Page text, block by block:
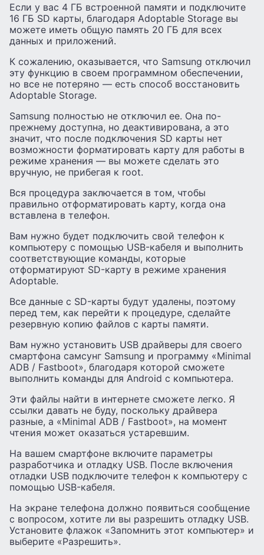
Если у вас 4 ГБ встроенной памяти и подключите
16 ГБ SD карты, благодаря Adoptable Storage вы
можете иметь общую память 20 ГБ для всех
данных и приложений.
К сожалению, оказывается, что Samsung отключил
эту функцию в своем программном обеспечении,
но все не потеряно — есть способ восстановить
Adoptable Storage.
Samsung полностью не отключил ее. Она по-
прежнему доступна, но деактивирована, а это
значит, что после подключения SD карты нет
возможности форматировать карту для работы в
режиме хранения — вы можете сделать это
вручную, не прибегая к root.
Вся процедура заключается в том, чтобы
правильно отформатировать карту, когда она
вставлена ​​в телефон.
Вам нужно будет подключить свой телефон к
компьютеру с помощью USB-кабеля и выполнить
соответствующие команды, которые
отформатируют SD-карту в режиме хранения
Adoptable.
Все данные с SD-карты будут удалены, поэтому
перед тем, как перейти к процедуре, сделайте
резервную копию файлов с карты памяти.
Вам нужно установить USB драйверы для своего
смартфона самсунг Samsung и программу «Minimal
ADB / Fastboot», благодаря которой сможете
выполнить команды для Android с компьютера.
Эти файлы найти в интернете сможете легко. Я
ссылки давать не буду, поскольку драйвера
разные, а «Minimal ADB / Fastboot», на момент
чтения может оказаться устаревшим.
На вашем смартфоне включите параметры
разработчика и отладку USB. После включения
отладки USB подключите телефон к компьютеру с
помощью USB-кабеля.
На экране телефона должно появиться сообщение
с вопросом, хотите ли вы разрешить отладку USB.
Установите флажок «Запомнить этот компьютер» и
выберите «Разрешить».